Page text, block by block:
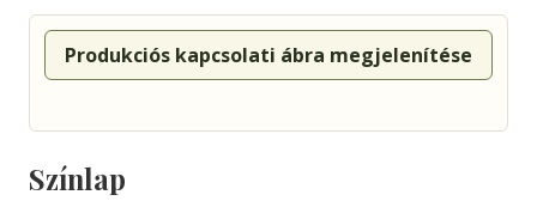
Produkciós kapcsolati ábra megjelenítése
Színlap